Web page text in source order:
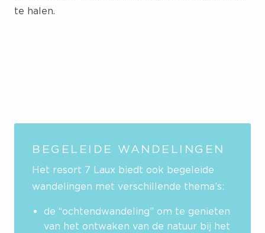
te halen.
BEGELEIDE WANDELINGEN
Het resort 7 Laux biedt ook begeleide
wandelingen met verschillende thema’s:
de “ochtendwandeling” om te genieten
van het ontwaken van de natuur bij het